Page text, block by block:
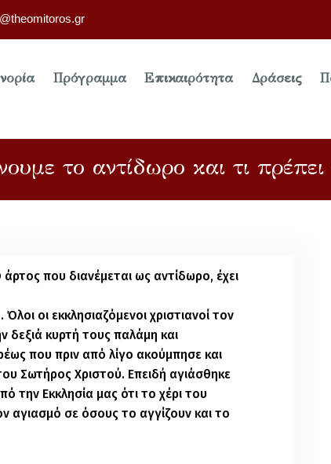
Πρόγραμμα Επικαιρότητα Δράσεις
το αντίδωρο και τι
που διανέμεται ως αντίδωρο, έχει
οι εκκλησιαζόμενοι χριστιανοί τον
δεξιά κυρτή τους παλάμη και
που πριν από λίγο ακούμπησε και
Σωτήρος Χριστού. Επειδή αγιάσθηκε
την Εκκλησία μας ότι το χέρι του
αγιασμό σε όσους το αγγίζουν και το